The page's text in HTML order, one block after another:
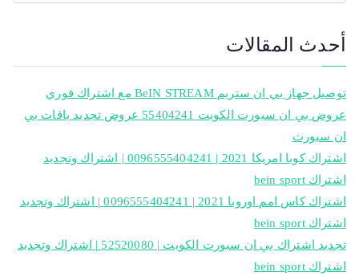
أحدث المقالات
توصيل جهاز بي ان ستريم BeIN STREAM مع اشتراك فوري
عروض بي ان سبورت الكويت 55404241 عروض تجديد باقات بي
ان سبورت
اشتراك كوبا امريكا 2021 | 0096555404241 | اشتراك وتجديد
اشتراك bein sport
اشتراك كاس امم اوروبا 2021 | 0096555404241 | اشتراك وتجديد
اشتراك bein sport
تجديد اشتراك بي ان سبورت الكويت | 52520080 | اشتراك وتجديد
اشتراك bein sport